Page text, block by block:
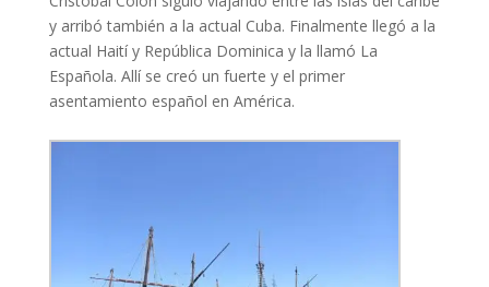
y arribó también a la actual Cuba. Finalmente llegó a la
actual Haití y República Dominica y la llamó La
Española. Allí se creó un fuerte y el primer
asentamiento español en América.